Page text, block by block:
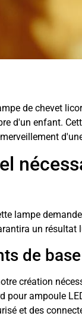
de chevet
d'un enfant.
lampe
un
de
création
pour ampoule
et des